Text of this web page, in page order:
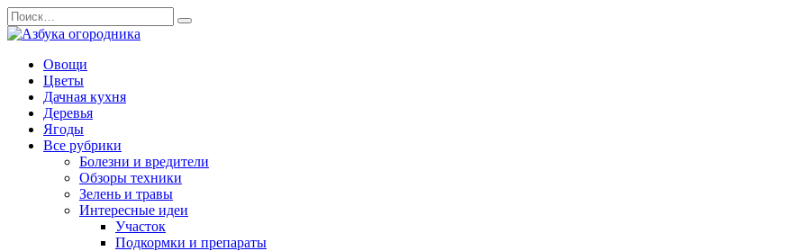
Перейти
к
содержанию
Search
for:
Овощи
Цветы
Дачная кухня
Деревья
Ягоды
Все рубрики
Болезни и вредители
Обзоры техники
Зелень и травы
Интересные идеи
Участок
Подкормки и препараты